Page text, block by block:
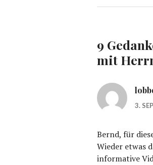
9
mit
3.
Bernd, für
Wieder etwas
informative